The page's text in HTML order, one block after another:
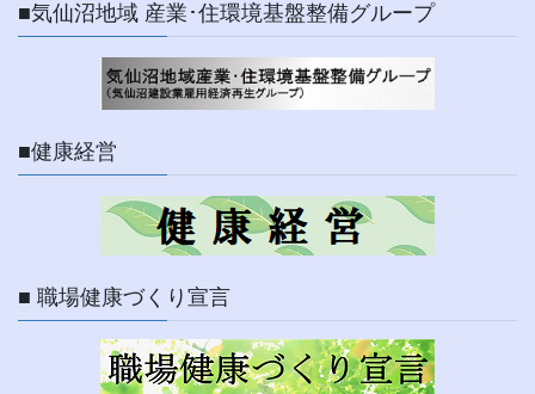
■気仙沼地域 産業･住環境基盤整備グループ
■健康経営
■ 職場健康づくり宣言